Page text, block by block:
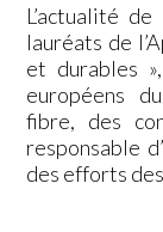
L’actualité
lauréats de
et durables
européens
fibre, des
responsable
des efforts